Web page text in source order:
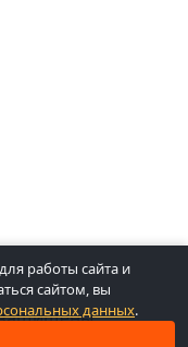
защищены.
работы сайта и
сайтом, вы
данных.